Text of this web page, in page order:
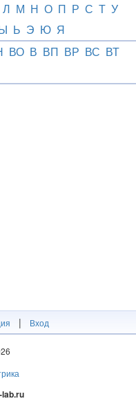
Л М Н О П Р С Т У
Ь Э Ю Я
ВО В ВП ВР ВС ВТ
| Вход